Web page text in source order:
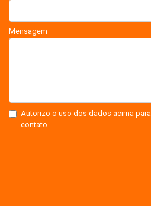
Mensagem
Autorizo o uso dos dados acima para
contato.